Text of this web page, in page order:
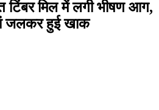
टिंबर मिल में लगी भीषण आग,
जलकर हुई खाक